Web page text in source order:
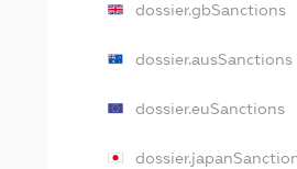
dossier.gbSanctions
dossier.ausSanctions
dossier.euSanctions